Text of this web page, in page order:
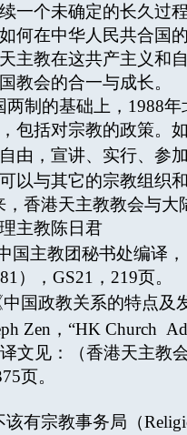
一个未确定的长久过
何在中华人民共合国
主教在这共产主义和
教会的合一与成长。
制的基础上，1988年
包括对宗教的政策。
由，宣讲、实行、参
以与其它的宗教组织
，香港天主教教会与
主教陈日君
国主教团秘书处编译
），GS21，219页。
国政教关系的特点及
Zen，“HK Church
文见：（香港天主教
页。
有宗教事务局（